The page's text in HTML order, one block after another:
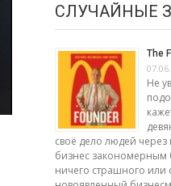
СЛУЧАЙНЫЕ
The
Не
своё дело людей через
бизнес закономерным
ничего страшного или